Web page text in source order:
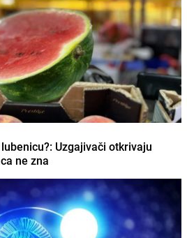
Uzgajivači otkrivaju
ne zna